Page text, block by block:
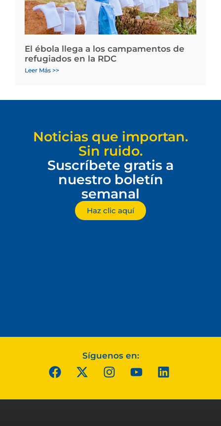
El ébola llega a los campamentos de
refugiados en la RDC
Leer Más >>
Noticias que importan.
Sin ruido.
Suscríbete gratis a
nuestro boletín
semanal
Haz clic aquí
Síguenos en: